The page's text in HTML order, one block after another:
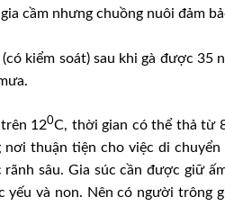
cầm nhưng chuồng nuôi đảm
kiểm soát) sau khi gà được 35
120C, thời gian có thể thả từ
nơi thuận tiện cho việc di
sâu. Gia súc cần được giữ
yếu và non. Nên có người